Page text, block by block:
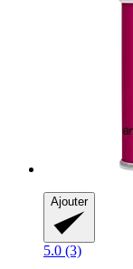
Ajouter
5.0 (3)